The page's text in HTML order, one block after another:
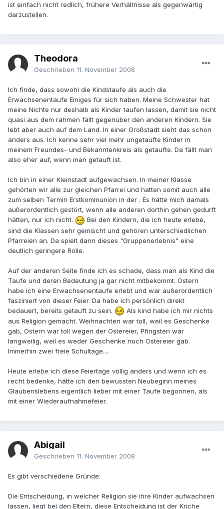
ist einfach nicht redlich, frühere Verhältnisse als gegenwärtig
darzustellen.
Theodora
Geschrieben 11. November 2008
Ich finde, dass sowohl die Kindstaufe als auch die
Erwachsenentaufe Einiges für sich haben. Meine Schwester hat
meine Nichte nur deshalb als Kinder taufen lassen, damit sie nicht
quasi aus dem rahmen fällt gegenüber den anderen Kindern. Sie
lebt aber auch auf dem Land. In einer Großstadt sieht das schon
anders aus. Ich kenne sehr viel mehr ungetaufte Kinder in
meinem Freundes- und Bekanntenkreis als getaufte. Da fällt man
also eher auf, wenn man getauft ist.
Ich bin in einer Kleinstadt aufgewachsen. In meiner Klasse
gehörten wir alle zur gleichen Pfarrei und hatten somit auch alle
zum selben Termin Erstkommunion in der . Es hätte mich damals
außerordentlich gestört, wenn alle anderen dorthin gehen gedurft
hätten, nur ich nicht.
Bei den Kindern, die ich heute erlebe,
sind die Klassen sehr gemischt und gehören unterschiedlichen
Pfarreien an. Da spielt dann dieses "Gruppenerlebnis" eine
deutlich geringere Rolle.
Auf der anderen Seite finde ich es schade, dass man als Kind die
Taufe und deren Bedeutung ja gar nicht mitbekommt. Ostern
habe ich eine Erwachsenentaufe erlebt und war außerordentlich
fasziniert von dieser Feier. Da habe ich persönlich direkt
bedauert, bereits getauft zu sein.
Als kind habe ich mir nichts
aus Religion gemacht. Weihnachten war toll, weil es Geschenke
gab, Ostern war toll wegen der Ostereier, Pfingsten war
langweilig, weil es weder Geschenke noch Ostereier gab.
Immerhin zwei freie Schultage....
Heute erlebe ich diese Feiertage völlig anders und wenn ich es
recht bedenke, hätte ich den bewussten Neubeginn meines
Glaubenslebens eigentlich lieber mit einer Taufe begonnen, als
mit einer Wiederaufnahmefeier.
Abigail
Geschrieben 11. November 2008
Es gibt verschiedene Gründe:
Die Entscheidung, in welcher Religion sie ihre Kinder aufwachsen
lassen, liegt bei den Eltern, diese Entscheidung ist der Kriche